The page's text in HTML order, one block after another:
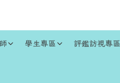
學生專區 評鑑訪視專區